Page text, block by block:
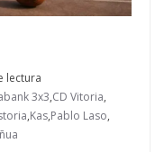
lectura
3x3,CD Vitoria,
,Kas,Pablo Laso,